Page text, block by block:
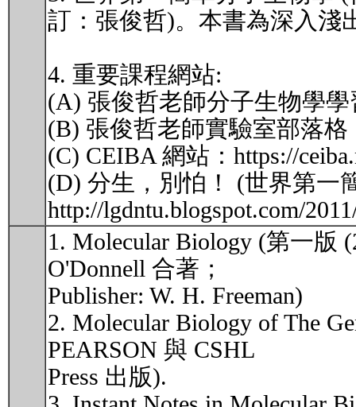
訂：張俊哲)。本書為深入淺
4. 重要課程網站:
(A) 張俊哲老師分子生物學學
(B) 張俊哲老師實驗室部落格
(C) CEIBA 網站：https://
(D) 分生，別怕！ (世界第一
http://lgdntu.blogspot.com/
1. Molecular Biology (第一版
O'Donnell 合著；
Publisher: W. H. Freeman)
2. Molecular Biology of The
PEARSON 與 CSHL
Press 出版).